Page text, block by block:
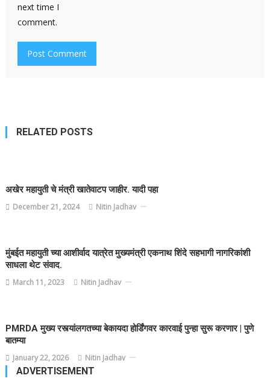
next time I
comment.
RELATED POSTS
अखेर महायुती चे मंत्री खातेवाटप जाहीर. यादी पहा
December 21, 2024 Nitin Jadhav
मुंबईत महायुती च्या आशीर्वाद यात्रेत मुख्यमंत्री एकनाथ शिंदे सहभागी नागरिकांशी
साधला थेट संवाद.
March 11, 2023 Nitin Jadhav
PMRDA मुख्य रस्त्यांलगतच्या बेकायदा होर्डिंगवर कारवाई पुन्हा सुरू करणार | पुणे
बातम्या
January 22, 2026 Nitin Jadhav
ADVERTISEMENT